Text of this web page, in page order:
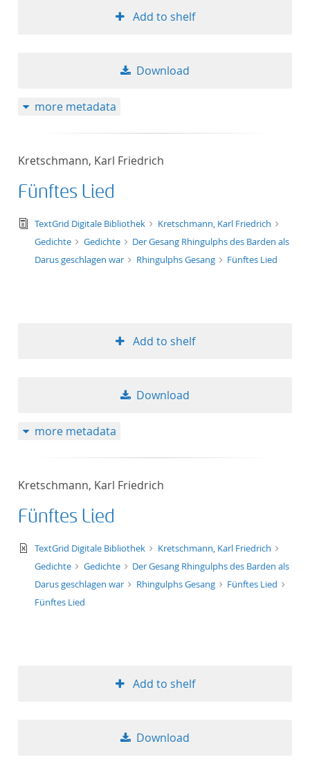
Add to shelf
Download
more metadata
Kretschmann, Karl Friedrich
Fünftes Lied
text/tg.edition+tg.aggregation+xml
TextGrid Digitale Bibliothek
Kretschmann, Karl Friedrich
Gedichte
Gedichte
Der Gesang Rhingulphs des Barden als
Darus geschlagen war
Rhingulphs Gesang Fünftes Lied
Add to shelf
Download
more metadata
Kretschmann, Karl Friedrich
Fünftes Lied
text/xml
TextGrid Digitale Bibliothek
Kretschmann, Karl Friedrich
Gedichte
Gedichte
Der Gesang Rhingulphs des Barden als
Darus geschlagen war
Rhingulphs Gesang
Fünftes Lied
Fünftes Lied
Add to shelf
Download